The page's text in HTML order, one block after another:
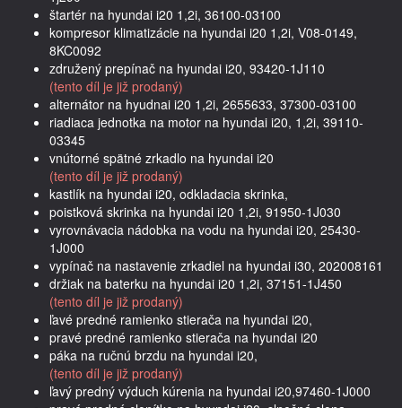
štartér na hyundai i20 1,2i, 36100-03100
kompresor klimatizácie na hyundai i20 1,2i, V08-0149,
8KC0092
združený prepínač na hyundai i20, 93420-1J110
(tento díl je již prodaný)
alternátor na hyudnai i20 1,2i, 2655633, 37300-03100
riadiaca jednotka na motor na hyundai i20, 1,2i, 39110-
03345
vnútorné spätné zrkadlo na hyundai i20
(tento díl je již prodaný)
kastlík na hyundai i20, odkladacia skrinka,
poistková skrinka na hyundai i20 1,2i, 91950-1J030
vyrovnávacia nádobka na vodu na hyundai i20, 25430-
1J000
vypínač na nastavenie zrkadiel na hyundai i30, 202008161
držiak na baterku na hyundai i20 1,2i, 37151-1J450
(tento díl je již prodaný)
ľavé predné ramienko stierača na hyundai i20,
pravé predné ramienko stierača na hyundai i20
páka na ručnú brzdu na hyundai i20,
(tento díl je již prodaný)
ľavý predný výduch kúrenia na hyundai i20,97460-1J000